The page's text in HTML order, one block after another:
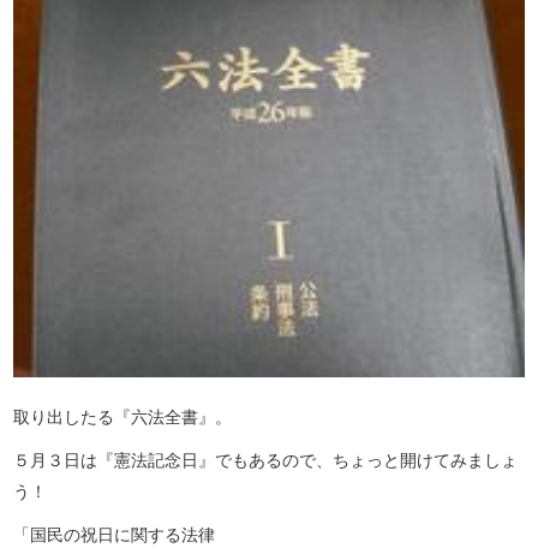
取り出したる『六法全書』。
５月３日は『憲法記念日』でもあるので、ちょっと開けてみましょ
う！
「国民の祝日に関する法律